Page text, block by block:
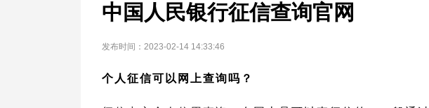
中国人民银行征信查询官网
发布时间：2023-02-14 14:33:46
个人征信可以网上查询吗？